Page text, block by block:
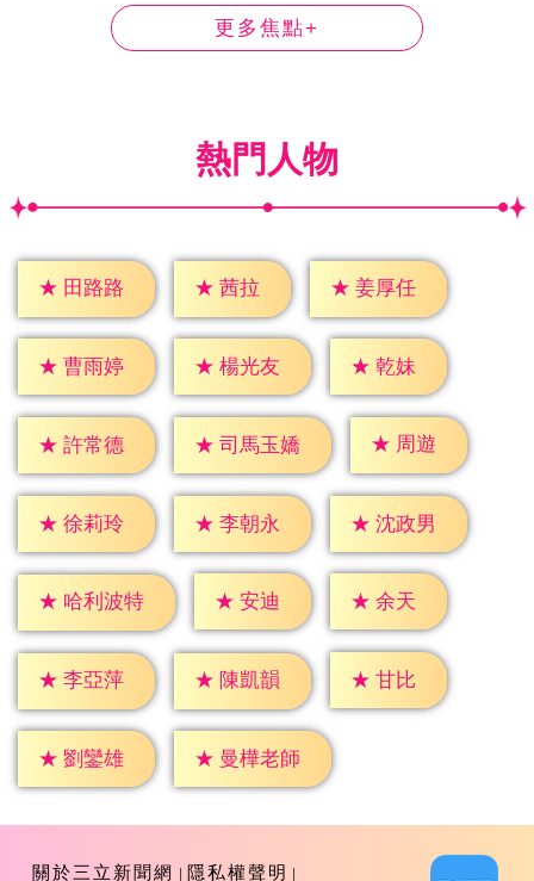
更多焦點+
熱門人物
★ 田路路 ★ 茜拉 ★ 姜厚任
★ 曹雨婷 ★ 楊光友 ★ 乾妹
★ 許常德 ★ 司馬玉嬌 ★ 周遊
★ 徐莉玲 ★ 李朝永 ★ 沈政男
★ 哈利波特 ★ 安迪 ★ 余天
★ 李亞萍 ★ 陳凱韻 ★ 甘比
★ 劉鑾雄 ★ 曼樺老師
關於三立新聞網 隱私權聲明